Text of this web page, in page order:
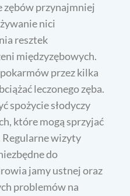
zębów przynajmniej
nici
resztek
międzyzębowych.
przez kilka
leczonego zęba.
spożycie słodyczy
które mogą sprzyjać
wizyty
do
jamy ustnej oraz
problemów na